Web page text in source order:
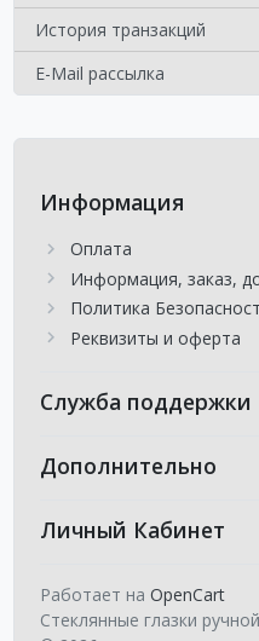
История транзакций
E-Mail рассылка
Информация
Оплата
Информация, заказ,
Политика
Реквизиты и оферта
Служба поддержки
Дополнительно
Личный Кабинет
Работает на OpenCart
Стеклянные глазки